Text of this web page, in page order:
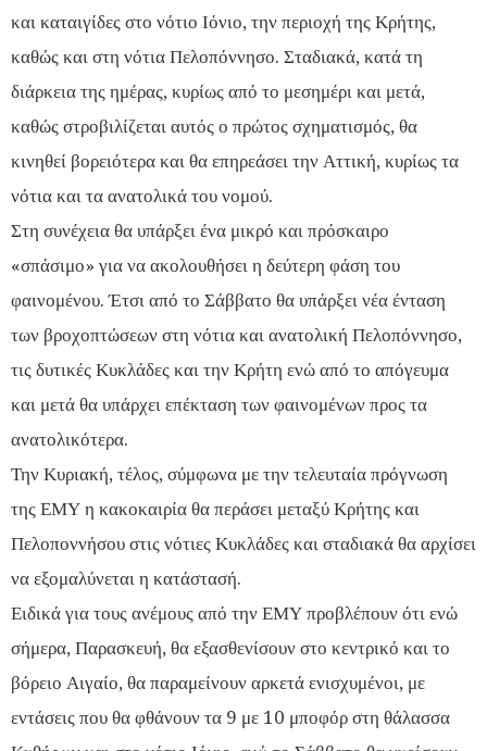
και καταιγίδες στο νότιο Ιόνιο, την περιοχή της Κρήτης,
καθώς και στη νότια Πελοπόννησο. Σταδιακά, κατά τη
διάρκεια της ημέρας, κυρίως από το μεσημέρι και μετά,
καθώς στροβιλίζεται αυτός ο πρώτος σχηματισμός, θα
κινηθεί βορειότερα και θα επηρεάσει την Αττική, κυρίως τα
νότια και τα ανατολικά του νομού.
Στη συνέχεια θα υπάρξει ένα μικρό και πρόσκαιρο
«σπάσιμο» για να ακολουθήσει η δεύτερη φάση του
φαινομένου. Έτσι από το Σάββατο θα υπάρξει νέα ένταση
των βροχοπτώσεων στη νότια και ανατολική Πελοπόννησο,
τις δυτικές Κυκλάδες και την Κρήτη ενώ από το απόγευμα
και μετά θα υπάρχει επέκταση των φαινομένων προς τα
ανατολικότερα.
Την Κυριακή, τέλος, σύμφωνα με την τελευταία πρόγνωση
της ΕΜΥ η κακοκαιρία θα περάσει μεταξύ Κρήτης και
Πελοποννήσου στις νότιες Κυκλάδες και σταδιακά θα αρχίσει
να εξομαλύνεται η κατάστασή.
Ειδικά για τους ανέμους από την ΕΜΥ προβλέπουν ότι ενώ
σήμερα, Παρασκευή, θα εξασθενίσουν στο κεντρικό και το
βόρειο Αιγαίο, θα παραμείνουν αρκετά ενισχυμένοι, με
εντάσεις που θα φθάνουν τα 9 με 10 μποφόρ στη θάλασσα